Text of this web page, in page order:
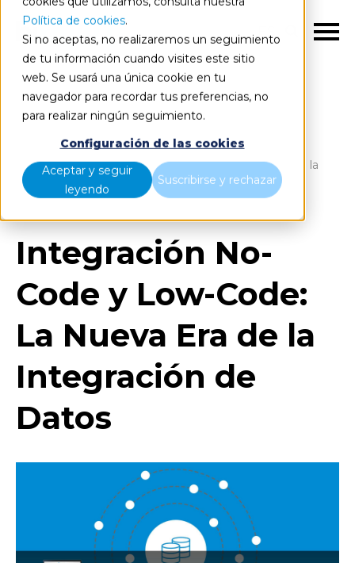
Política de cookies.
Si no aceptas, no realizaremos un seguimiento
de tu información cuando visites este sitio
web. Se usará una única cookie en tu
navegador para recordar tus preferencias, no
para realizar ningún seguimiento.
Configuración de las cookies
Aceptar y seguir
leyendo
Suscribirse y rechazar
ES
Integración No-Code y Low-Code: La Nueva Era de la
Integración de Datos
Integración No-
Code y Low-Code:
La Nueva Era de la
Integración de
Datos